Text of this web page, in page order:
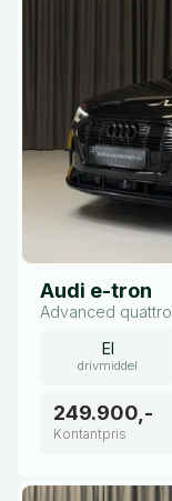
Audi e-tron
Advanced quattro
El
drivmiddel
249.900,-
Kontantpris